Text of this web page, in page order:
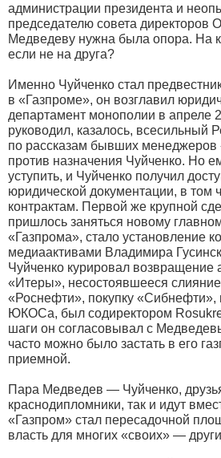
администрации президента и
председателю совета директоров
Медведеву нужна была опора. На
если не на друга?
Именно Чуйченко стал
в «Газпроме», он возглавил
департамент монополии в апреле
руководил, казалось, всесильный
по рассказам бывших менеджеров
против назначения Чуйченко. Но
уступить, и Чуйченко получил
юридической документации, в том
контрактам. Первой же крупной
пришлось заняться новому
«Газпрома», стало установление
медиаактивами Владимира
Чуйченко курировал возвращение
«Итеры», несостоявшееся
«Роснефти», покупку «Сибнефти»,
ЮКОСа, был содиректором
шаги он согласовывал с
часто можно было застать в его
приемной.
Пара Медведев — Чуйченко,
краснодипломники, так и идут
«Газпром» стал пересадочной
власть для многих «своих» —